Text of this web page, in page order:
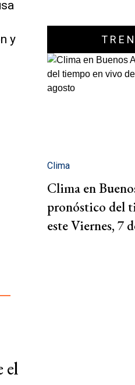
y
el
Clima
Clima en
pronóstico del
este Viernes, 7